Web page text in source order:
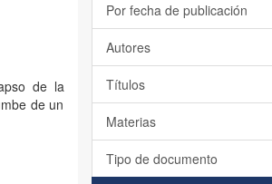
de la
de un
Por fecha de publicación
Autores
Títulos
Materias
Tipo de documento